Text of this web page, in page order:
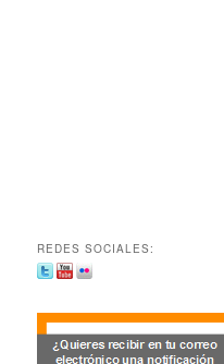
REDES SOCIALES: